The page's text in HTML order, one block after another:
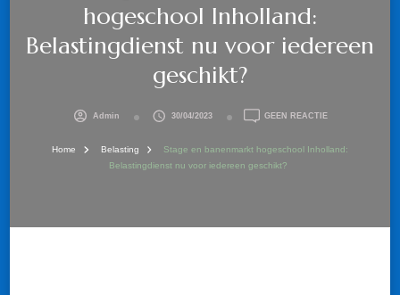
hogeschool Inholland:
Belastingdienst nu voor iedereen
geschikt?
Admin 30/04/2023 GEEN REACTIEOP
BANENMARKT
Home Belasting
Stage en banenmarkt hogeschool Inholland:
Belastingdienst nu voor iedereen geschikt?